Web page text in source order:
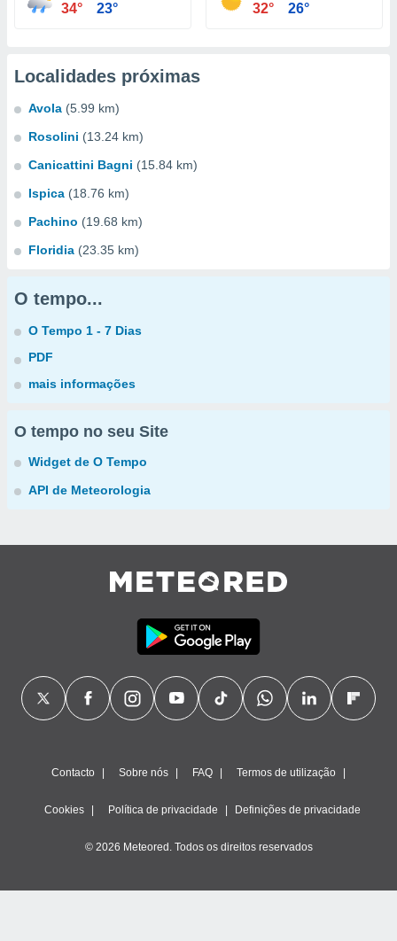
34° 23° 32° 26°
Localidades próximas
Avola (5.99 km)
Rosolini (13.24 km)
Canicattini Bagni (15.84 km)
Ispica (18.76 km)
Pachino (19.68 km)
Floridia (23.35 km)
O tempo...
O Tempo 1 - 7 Dias
PDF
mais informações
O tempo no seu Site
Widget de O Tempo
API de Meteorologia
Contacto Sobre nós FAQ Termos de utilização
Cookies Política de privacidade Definições de privacidade
© 2026 Meteored. Todos os direitos reservados